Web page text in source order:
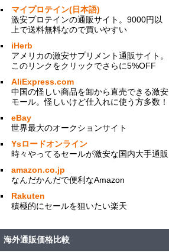
マイプロテイン(日本語)
激安プロテインの通販サイト。9000円以
上で送料無料なので買いやすい
iHerb
アメリカの激安サプリメント通販サイト。
このリンクをクリックでさらに5%OFF
AliExpress.com
中国の怪しい商品を卸から直売できる激安
モール。怪しいけど仕入れに使う方多数！
eBay
世界最大のオークションサイト
Ysロードオンライン
時々やってるセールが激安な国内大手通販
amazon.co.jp
なんだかんだで便利なAmazon
Rakuten
積極的にセールを狙いたい楽天
海外通販価格比較